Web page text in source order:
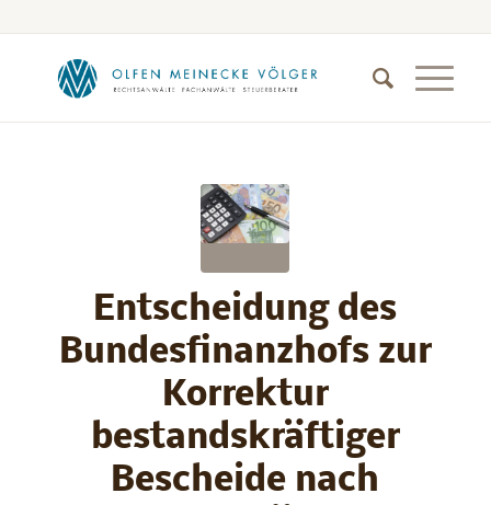
Entscheidung des
Bundesfinanzhofs zur
Korrektur
bestandskräftiger
Bescheide nach